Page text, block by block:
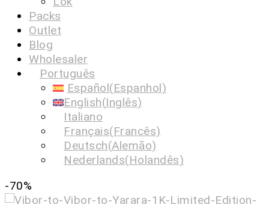
Packs
Outlet
Blog
Wholesaler
Português
Español(Espanhol)
English(Inglês)
Italiano
Français(Francês)
Deutsch(Alemão)
Nederlands(Holandês)
-70%